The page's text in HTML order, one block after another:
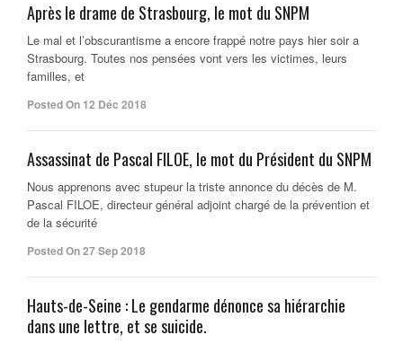
Après le drame de Strasbourg, le mot du SNPM
Le mal et l’obscurantisme a encore frappé notre pays hier soir a
Strasbourg. Toutes nos pensées vont vers les victimes, leurs
familles, et
Posted On 12 Déc 2018
Assassinat de Pascal FILOE, le mot du Président du SNPM
Nous apprenons avec stupeur la triste annonce du décès de M.
Pascal FILOE, directeur général adjoint chargé de la prévention et
de la sécurité
Posted On 27 Sep 2018
Hauts-de-Seine : Le gendarme dénonce sa hiérarchie
dans une lettre, et se suicide.